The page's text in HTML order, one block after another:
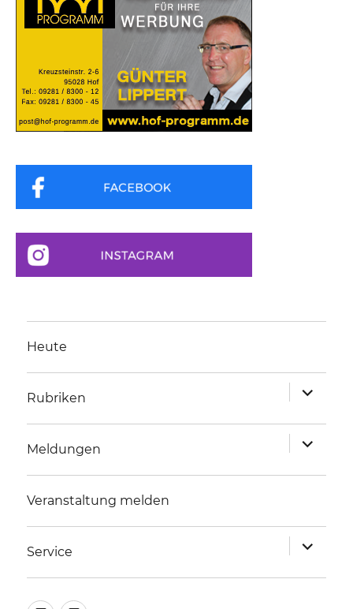
Heute
Rubriken
anzeigen
Meldungen
anzeigen
Veranstaltung melden
Service
anzeigen